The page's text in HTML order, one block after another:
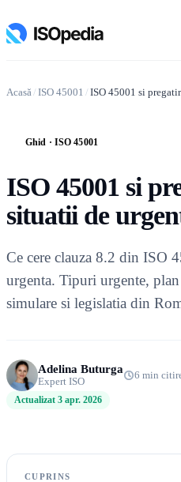
Acasă/ ISO 45001 / ISO 45001 si
Ghid · ISO 45001
ISO 45001 si
situatii de
Ce cere clauza 8.2 din ISO
urgenta. Tipuri urgente,
simulare si legislatia din
Adelina Buturga
Expert ISO
6 min
Actualizat 3 apr. 2026
CUPRINS